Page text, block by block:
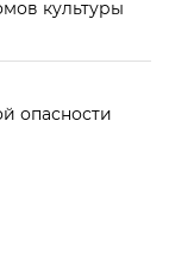
культуры
опасности